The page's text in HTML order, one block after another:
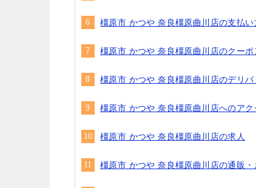
橿原市 かつや 奈良橿原曲川店の支払い
橿原市 かつや 奈良橿原曲川店のクーポ
橿原市 かつや 奈良橿原曲川店のデリバ
橿原市 かつや 奈良橿原曲川店へのアク
橿原市 かつや 奈良橿原曲川店の求人
橿原市 かつや 奈良橿原曲川店の通販・